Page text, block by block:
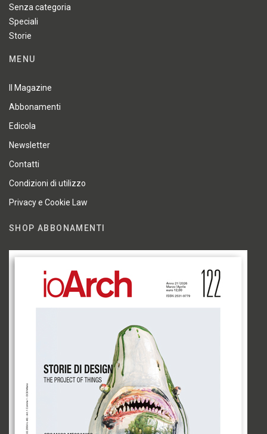
Senza categoria
Speciali
Storie
MENU
Il Magazine
Abbonamenti
Edicola
Newsletter
Contatti
Condizioni di utilizzo
Privacy e Cookie Law
SHOP ABBONAMENTI